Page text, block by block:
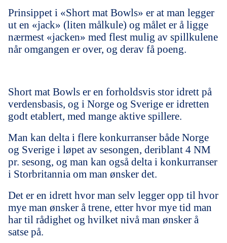
Prinsippet i «Short mat Bowls» er at man legger
ut en «jack» (liten målkule) og målet er å ligge
nærmest «jacken» med flest mulig av spillkulene
når omgangen er over, og derav få poeng.
Short mat Bowls er en forholdsvis stor idrett på
verdensbasis, og i Norge og Sverige er idretten
godt etablert, med mange aktive spillere.
Man kan delta i flere konkurranser både Norge
og Sverige i løpet av sesongen, deriblant 4 NM
pr. sesong, og man kan også delta i konkurranser
i Storbritannia om man ønsker det.
Det er en idrett hvor man selv legger opp til hvor
mye man ønsker å trene, etter hvor mye tid man
har til rådighet og hvilket nivå man ønsker å
satse på.